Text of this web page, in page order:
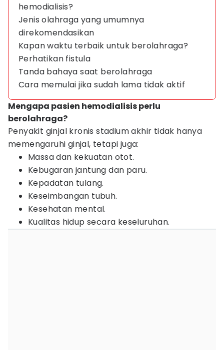
hemodialisis?
Jenis olahraga yang umumnya
direkomendasikan
Kapan waktu terbaik untuk berolahraga?
Perhatikan fistula
Tanda bahaya saat berolahraga
Cara memulai jika sudah lama tidak aktif
Mengapa pasien hemodialisis perlu
berolahraga?
Penyakit ginjal kronis stadium akhir tidak hanya
memengaruhi ginjal, tetapi juga:
Massa dan kekuatan otot.
Kebugaran jantung dan paru.
Kepadatan tulang.
Keseimbangan tubuh.
Kesehatan mental.
Kualitas hidup secara keseluruhan.